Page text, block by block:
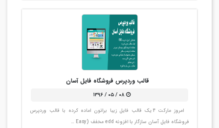
قالب وردپرس فروشگاه فایل آسان
۰۸ / ۰۵ / ۱۳۹۶
امروز مارکت 4 یک قالب فایل زیبا براتون اماده کرده با قالب وردپرس
فروشگاه فایل آسان سازگار با افزونه edd مخفف (Easy …